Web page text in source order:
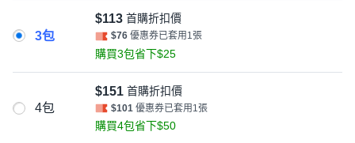
3包
$113 首購折扣價
$76 優惠券已套用1張
購買3包省下$25
4包
$151 首購折扣價
$101 優惠券已套用1張
購買4包省下$50